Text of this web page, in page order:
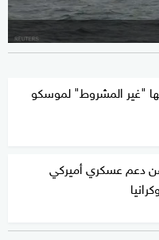
"غير المشروط" لموسكو
دعم عسكري أميركي